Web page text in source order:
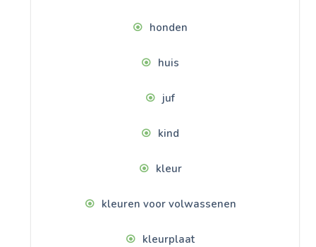
honden
huis
juf
kind
kleur
kleuren voor volwassenen
kleurplaat